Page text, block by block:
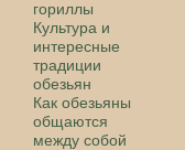
гориллы
Культура и
интересные
традиции
обезьян
Как обезьяны
общаются
между собой